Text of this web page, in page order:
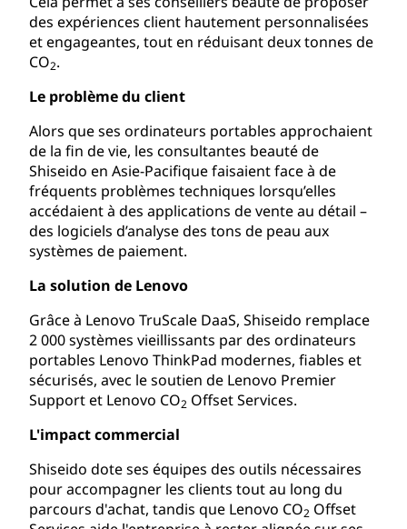
des expériences client hautement personnalisées
et engageantes, tout en réduisant deux tonnes de
CO2.
Le problème du client
Alors que ses ordinateurs portables approchaient
de la fin de vie, les consultantes beauté de
Shiseido en Asie-Pacifique faisaient face à de
fréquents problèmes techniques lorsqu’elles
accédaient à des applications de vente au détail –
des logiciels d’analyse des tons de peau aux
systèmes de paiement.
La solution de Lenovo
Grâce à Lenovo TruScale DaaS, Shiseido remplace
2 000 systèmes vieillissants par des ordinateurs
portables Lenovo ThinkPad modernes, fiables et
sécurisés, avec le soutien de Lenovo Premier
Support et Lenovo CO2 Offset Services.
L'impact commercial
Shiseido dote ses équipes des outils nécessaires
pour accompagner les clients tout au long du
parcours d'achat, tandis que Lenovo CO2 Offset